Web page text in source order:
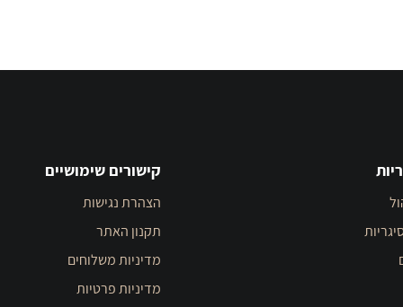
קישורים שימושיים
הצהרת נגישות
תקנון האתר
מדיניות משלוחים
מדיניות פרטיות